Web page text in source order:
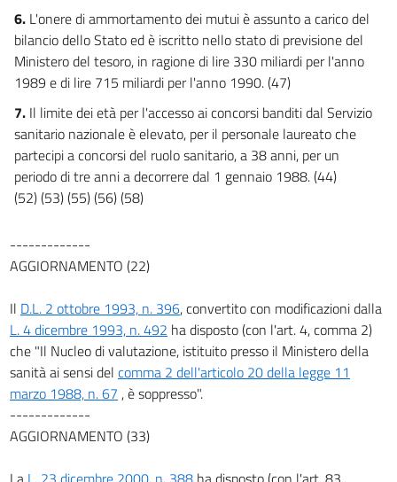
6. L'onere di ammortamento dei mutui è assunto a carico del
bilancio dello Stato ed è iscritto nello stato di previsione del
Ministero del tesoro, in ragione di lire 330 miliardi per l'anno
1989 e di lire 715 miliardi per l'anno 1990. (47)
7. Il limite dei età per l'accesso ai concorsi banditi dal Servizio
sanitario nazionale è elevato, per il personale laureato che
partecipi a concorsi del ruolo sanitario, a 38 anni, per un
periodo di tre anni a decorrere dal 1 gennaio 1988. (44)
(52) (53) (55) (56) (58)
-------------
AGGIORNAMENTO (22)
Il D.L. 2 ottobre 1993, n. 396, convertito con modificazioni dalla
L. 4 dicembre 1993, n. 492 ha disposto (con l'art. 4, comma 2)
che "Il Nucleo di valutazione, istituito presso il Ministero della
sanità ai sensi del comma 2 dell'articolo 20 della legge 11
marzo 1988, n. 67 , è soppresso".
-------------
AGGIORNAMENTO (33)